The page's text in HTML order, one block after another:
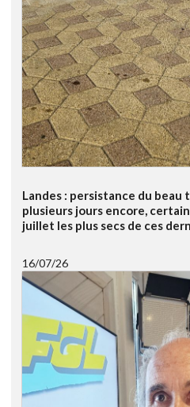
Landes : persistance du beau
plusieurs jours encore,
juillet les plus secs de ces
16/07/26